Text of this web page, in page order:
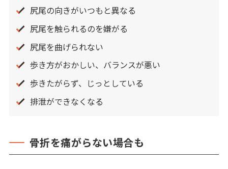
尻尾の向きがいつもと異なる
尻尾を触られるのを嫌がる
尻尾を曲げられない
歩き方がおかしい、バランスが悪い
歩きたがらず、じっとしている
排泄ができなくなる
骨折を痛がらない場合も